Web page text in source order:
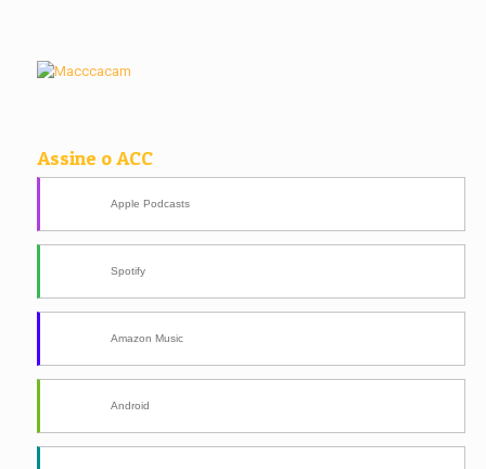
Assine o ACC
Apple Podcasts
Spotify
Amazon Music
Android